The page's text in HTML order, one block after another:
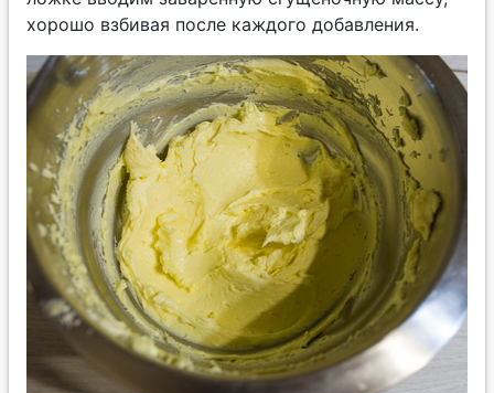
хорошо взбивая после каждого добавления.